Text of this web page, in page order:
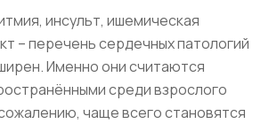
инсульт, ишемическая
– перечень сердечных патологий
Именно они считаются
среди взрослого
чаще всего становятся